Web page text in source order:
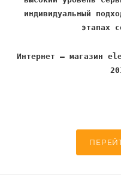
индивидуальный
этапах
Интернет – магазин